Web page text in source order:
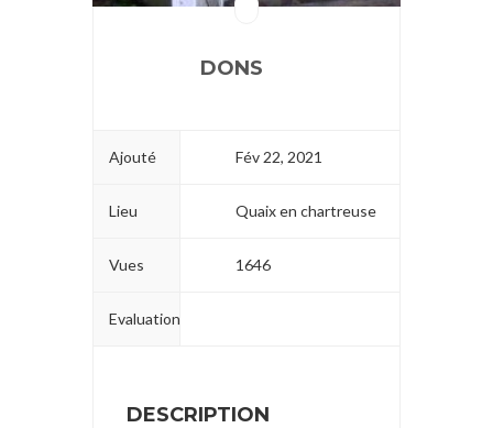
DONS
Ajouté Fév 22, 2021
Lieu Quaix en chartreuse
Vues 1646
Evaluation
DESCRIPTION